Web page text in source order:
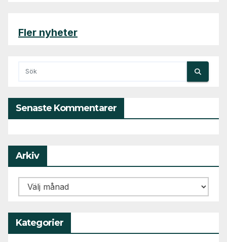
Fler nyheter
Senaste Kommentarer
Arkiv
Arkiv
Kategorier